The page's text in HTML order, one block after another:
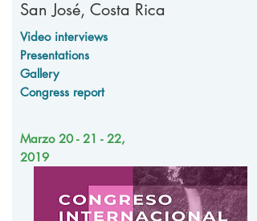
San José, Costa Rica
Video interviews
Presentations
Gallery
Congress report
Marzo 20 - 21 - 22,
2019